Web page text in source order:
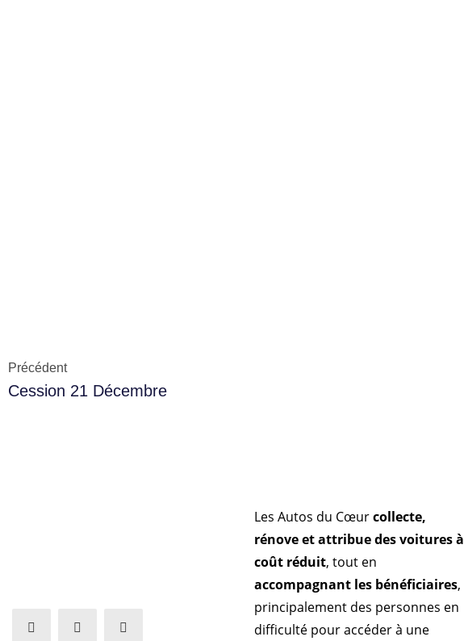
Précédent
Cession 21 Décembre
Les Autos du Cœurcollecte,
rénove et attribue des voitures à
coût réduit, tout en
accompagnant les bénéficiaires,
principalement des personnes en
difficulté pour accéder à une